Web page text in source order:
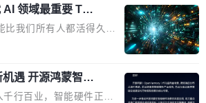
的1600W电源产品。小
流标准A...
如此迫切。 但市场扩容
辑正在改变。2026年Top
出,“产品”这个离消费
营销层面的权重显著变
竞争正在从规模转向深
、多线协同...
论。他不是在说风凉
人尽皆知但很少公开捅
补充了一句软化声明：
部分论文都在过度宣传
者，如果你筛选出那些
，那它们大部分都是过
领域最重要 Top
比我们所有人都活得久。
术博客，而是出自 Hieu
Pham 是谁？他是 xAI
Grok 训练基础设施团队
了一条帖子，列出了他
遇 开源鸿蒙智能
将举行
行百业，智能硬件正从